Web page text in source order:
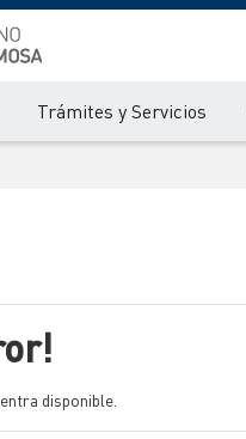
Trámites y Servicios
disponible.